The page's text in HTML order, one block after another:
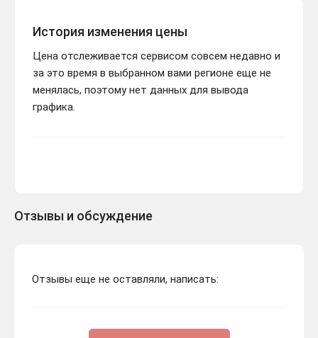
История изменения цены
Цена отслеживается сервисом совсем недавно и
за это время в выбранном вами регионе еще не
менялась, поэтому нет данных для вывода
графика.
Отзывы и обсуждение
Отзывы еще не оставляли, написать: